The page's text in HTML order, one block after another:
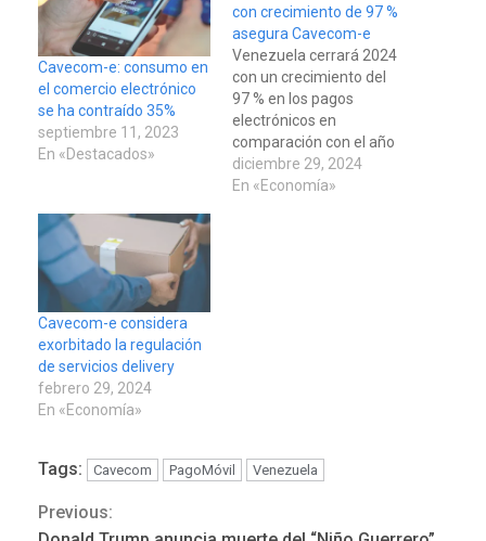
Cavecom-e: consumo en
el comercio electrónico
se ha contraído 35%
septiembre 11, 2023
En «Destacados»
con crecimiento de 97 %
asegura Cavecom-e
Venezuela cerrará 2024
con un crecimiento del
97 % en los pagos
electrónicos en
comparación con el año
pasado, según
estimaciones
diciembre 29, 2024
En «Economía»
Cavecom-e considera
exorbitado la regulación
de servicios delivery
febrero 29, 2024
En «Economía»
Tags: Cavecom PagoMóvil Venezuela
Continue
Previous: